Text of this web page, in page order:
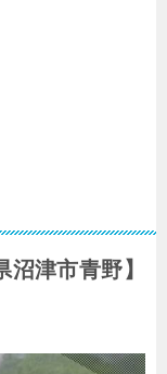
津市青野】